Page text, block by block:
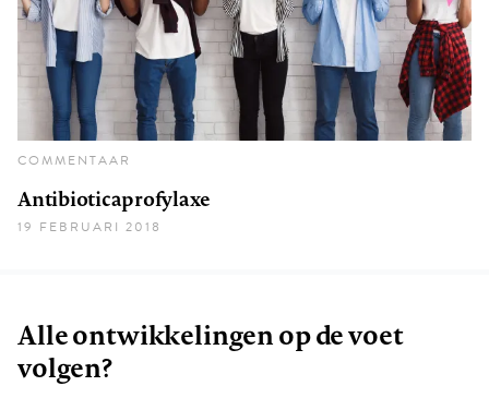
COMMENTAAR
Antibioticaprofylaxe
19 FEBRUARI 2018
Alle ontwikkelingen op de voet
volgen?